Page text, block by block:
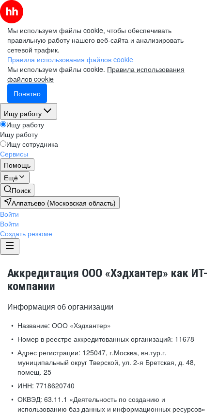
Мы используем файлы cookie, чтобы обеспечивать
правильную работу нашего веб-сайта и анализировать
сетевой трафик.
Правила использования файлов cookie
Мы используем файлы cookie. Правила использования
файлов cookie
Понятно
Ищу работу
Ищу работу
Ищу работу
Ищу сотрудника
Сервисы
Помощь
Ещё
Поиск
Алпатьево (Московская область)
Войти
Войти
Создать резюме
Аккредитация ООО «Хэдхантер» как ИТ-
компании
Информация об организации
Название: ООО «Хэдхантер»
Номер в реестре аккредитованных организаций: 11678
Адрес регистрации: 125047, г.Москва, вн.тур.г.
муниципальный округ Тверской, ул. 2-я Бретская, д. 48,
помещ. 25
ИНН: 7718620740
ОКВЭД: 63.11.1 «Деятельность по созданию и
использованию баз данных и информационных ресурсов»